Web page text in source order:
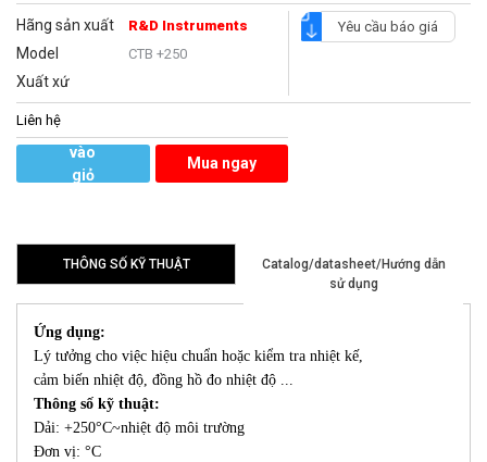
Hãng sản xuất R&D Instruments
Model CTB +250
Xuất xứ
Yêu cầu báo giá
Liên hệ
vào
giỏ
Mua ngay
THÔNG SỐ KỸ THUẬT
Catalog/datasheet/Hướng dẫn
sử dụng
Ứng dụng:
Lý tưởng cho việc hiệu chuẩn hoặc kiểm tra nhiệt kế,
cảm biến nhiệt độ, đồng hồ đo nhiệt độ ...
Thông số kỹ thuật:
Dải: +250°C~nhiệt độ môi trường
Đơn vị: °C